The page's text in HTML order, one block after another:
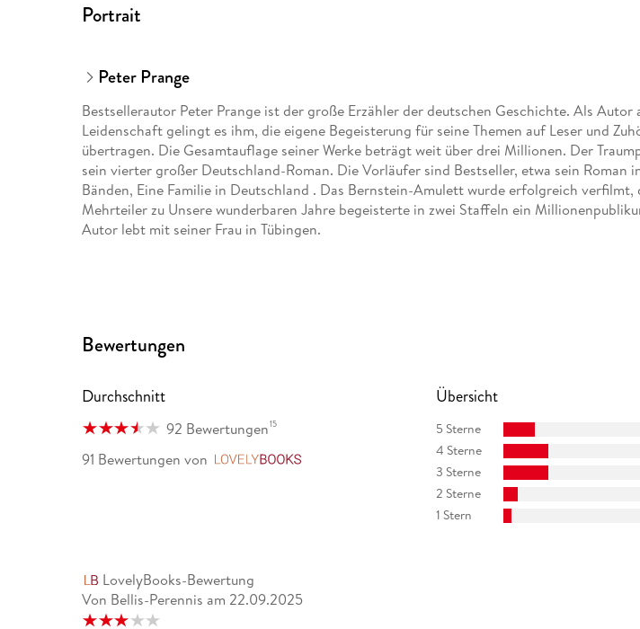
Portrait
Peter Prange
Bestsellerautor Peter Prange ist der große Erzähler der deutschen Geschichte. Als Autor
Leidenschaft gelingt es ihm, die eigene Begeisterung für seine Themen auf Leser und
übertragen. Die Gesamtauflage seiner Werke beträgt weit über drei Millionen. Der
sein vierter großer Deutschland-Roman. Die Vorläufer sind Bestseller, etwa sein Roman
Bänden, Eine Familie in Deutschland . Das Bernstein-Amulett wurde erfolgreich verfilmt,
Mehrteiler zu Unsere wunderbaren Jahre begeisterte in zwei Staffeln ein
Autor lebt mit seiner Frau in Tübingen.
Bewertungen
Durchschnitt
92 Bewertungen15
91 Bewertungen von
Übersicht
5 Sterne
4 Sterne
3 Sterne
2 Sterne
1 Stern
LovelyBooks-Bewertung
Von Bellis-Perennis am 22.09.2025